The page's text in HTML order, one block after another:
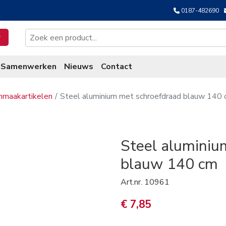
0187-482690
Samenwerken Nieuws Contact
Steel aluminium met schroefdraad blauw 140
Steel
blauw 140 cm
Art.nr. 10961
€ 7,85